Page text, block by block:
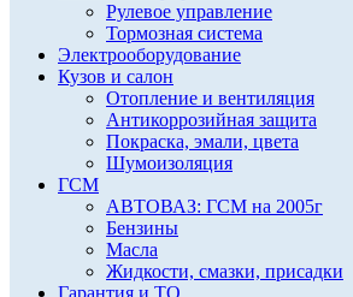
Рулевое управление
Тормозная система
Электрооборудование
Кузов и салон
Отопление и вентиляция
Антикоррозийная защита
Покраска, эмали, цвета
Шумоизоляция
ГСМ
АВТОВАЗ: ГСМ на 2005г
Бензины
Масла
Жидкости, смазки, присадки
Гарантия и ТО